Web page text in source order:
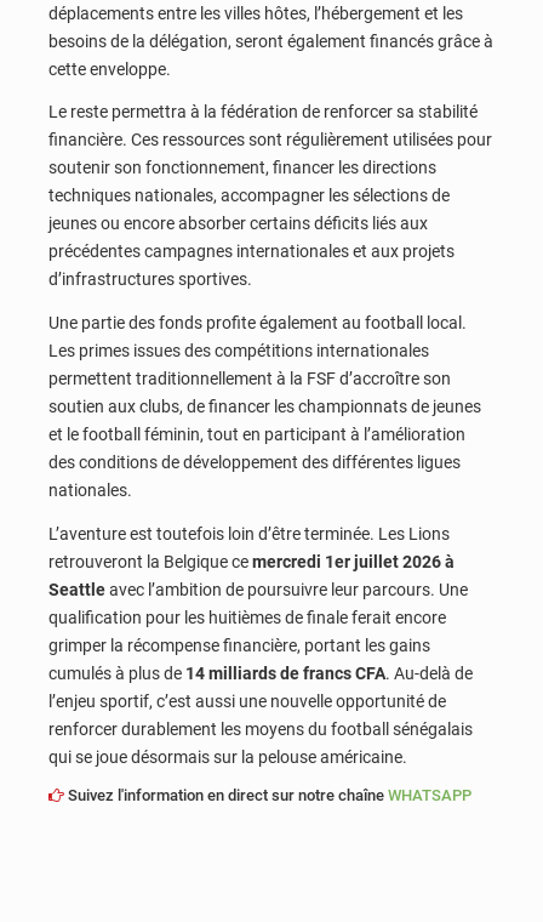
déplacements entre les villes hôtes, l’hébergement et les
besoins de la délégation, seront également financés grâce à
cette enveloppe.
Le reste permettra à la fédération de renforcer sa stabilité
financière. Ces ressources sont régulièrement utilisées pour
soutenir son fonctionnement, financer les directions
techniques nationales, accompagner les sélections de
jeunes ou encore absorber certains déficits liés aux
précédentes campagnes internationales et aux projets
d’infrastructures sportives.
Une partie des fonds profite également au football local.
Les primes issues des compétitions internationales
permettent traditionnellement à la FSF d’accroître son
soutien aux clubs, de financer les championnats de jeunes
et le football féminin, tout en participant à l’amélioration
des conditions de développement des différentes ligues
nationales.
L’aventure est toutefois loin d’être terminée. Les Lions
retrouveront la Belgique cemercredi 1er juillet 2026 à
Seattleavec l’ambition de poursuivre leur parcours. Une
qualification pour les huitièmes de finale ferait encore
grimper la récompense financière, portant les gains
cumulés à plus de 14 milliards de francs CFA. Au-delà de
l’enjeu sportif, c’est aussi une nouvelle opportunité de
renforcer durablement les moyens du football sénégalais
qui se joue désormais sur la pelouse américaine.
Suivez l'information en direct sur notre chaîne WHATSAPP